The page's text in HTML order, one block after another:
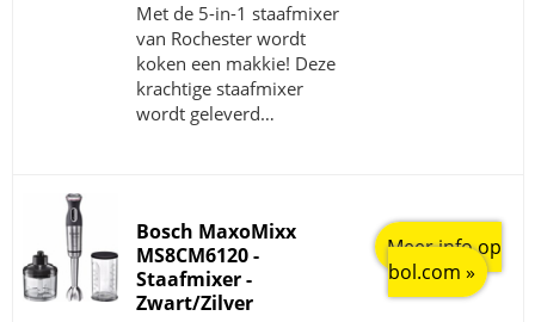
Met de 5-in-1 staafmixer
van Rochester wordt
koken een makkie! Deze
krachtige staafmixer
wordt geleverd…
Bosch MaxoMixx
MS8CM6120 -
Staafmixer -
Zwart/Zilver
Meer info op
bol.com »